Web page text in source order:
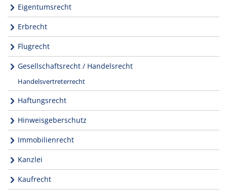
Eigentumsrecht
Erbrecht
Flugrecht
Gesellschaftsrecht / Handelsrecht
Handelsvertreterrecht
Haftungsrecht
Hinweisgeberschutz
Immobilienrecht
Kanzlei
Kaufrecht